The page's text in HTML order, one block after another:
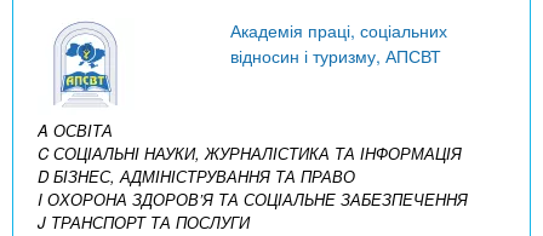
Академія праці, соціальних
відносин і туризму, АПСВТ
A ОСВІТА
C СОЦІАЛЬНІ НАУКИ, ЖУРНАЛІСТИКА ТА ІНФОРМАЦІЯ
D БІЗНЕС, АДМІНІСТРУВАННЯ ТА ПРАВО
I ОХОРОНА ЗДОРОВ’Я ТА СОЦІАЛЬНЕ ЗАБЕЗПЕЧЕННЯ
J ТРАНСПОРТ ТА ПОСЛУГИ